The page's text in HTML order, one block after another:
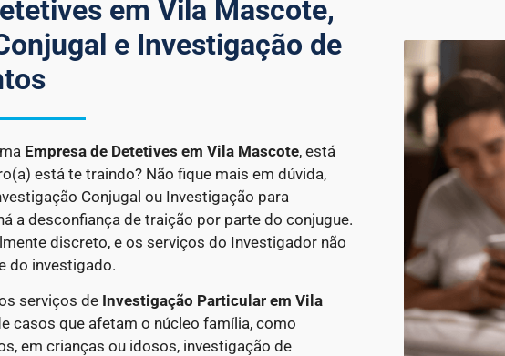
em Vila Mascote,
e Investigação de
Empresa de Detetives em Vila Mascote, está
está te traindo? Não fique mais em dúvida,
Conjugal ou Investigação para
a desconfiança de traição por parte do conjugue.
discreto, e os serviços do Investigador não
do investigado.
serviços de Investigação Particular em Vila
casos que afetam o núcleo família, como
em crianças ou idosos, investigação de